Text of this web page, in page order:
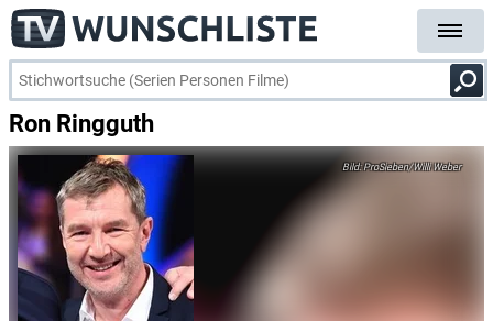
Ron Ringguth
ProSieben/Willi Weber